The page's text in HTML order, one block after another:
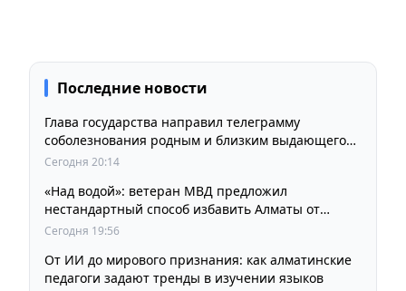
Последние новости
Глава государства направил телеграмму
соболезнования родным и близким выдающегося
кинорежиссера Ардака Амиркулова
Сегодня 20:14
«Над водой»: ветеран МВД предложил
нестандартный способ избавить Алматы от
пробок и смога
Сегодня 19:56
От ИИ до мирового признания: как алматинские
педагоги задают тренды в изучении языков